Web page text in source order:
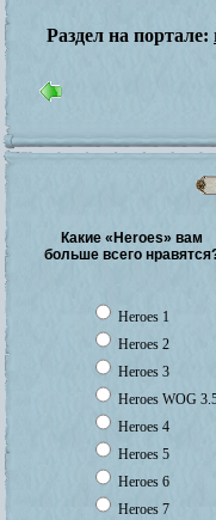
Какие «Heroes» вам
больше всего
Heroes 1
Heroes 2
Heroes 3
Heroes WOG
Heroes 4
Heroes 5
Heroes 6
Heroes 7
Раздел на портале: